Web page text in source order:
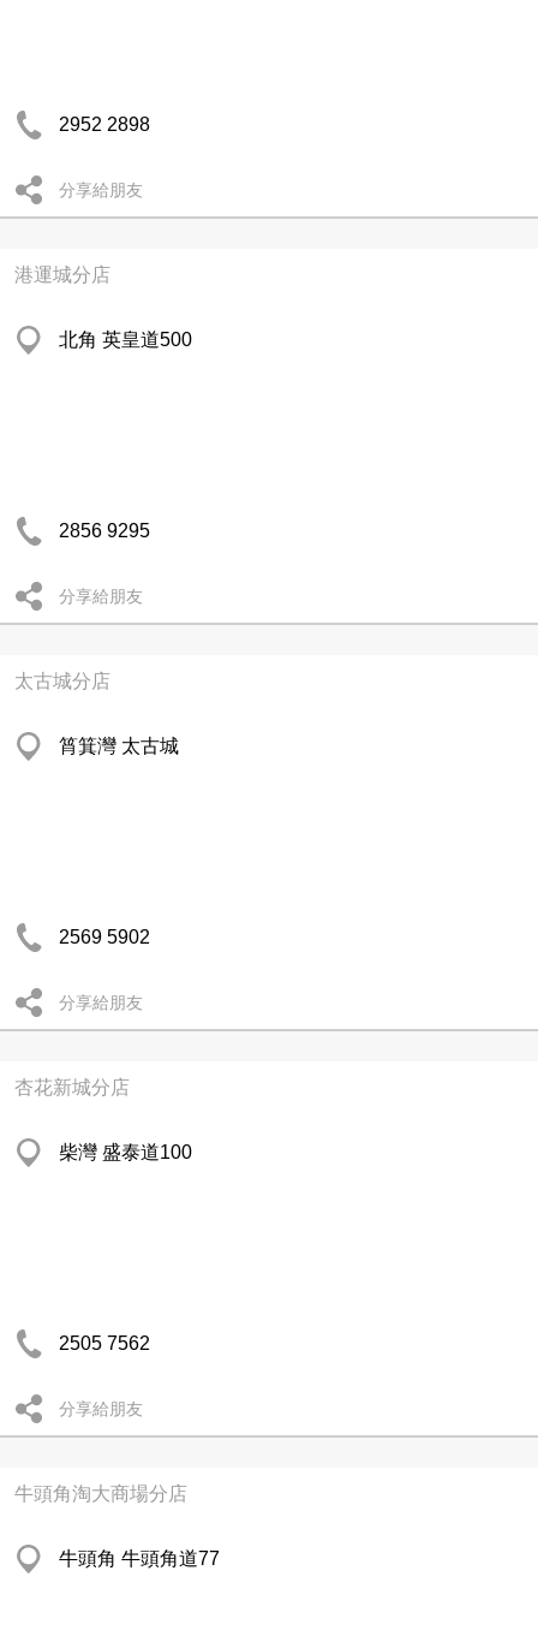
2952 2898
分享給朋友
港運城分店
北角 英皇道500
2856 9295
分享給朋友
太古城分店
筲箕灣 太古城
2569 5902
分享給朋友
杏花新城分店
柴灣 盛泰道100
2505 7562
分享給朋友
牛頭角淘大商場分店
牛頭角 牛頭角道77